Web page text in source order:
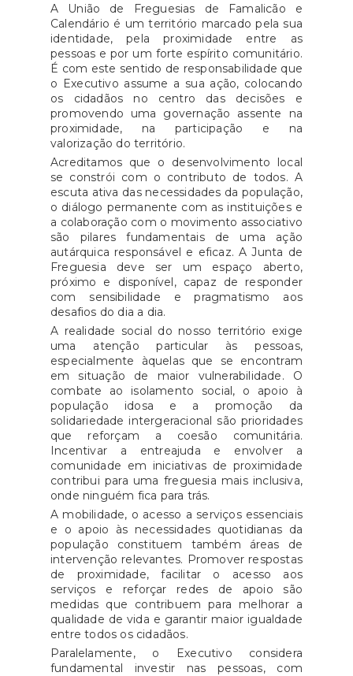
A União de Freguesias de Famalicão e
Calendário é um território marcado pela sua
identidade, pela proximidade entre as
pessoas e por um forte espírito comunitário.
É com este sentido de responsabilidade que
o Executivo assume a sua ação, colocando
os cidadãos no centro das decisões e
promovendo uma governação assente na
proximidade, na participação e na
valorização do território.
Acreditamos que o desenvolvimento local
se constrói com o contributo de todos. A
escuta ativa das necessidades da população,
o diálogo permanente com as instituições e
a colaboração com o movimento associativo
são pilares fundamentais de uma ação
autárquica responsável e eficaz. A Junta de
Freguesia deve ser um espaço aberto,
próximo e disponível, capaz de responder
com sensibilidade e pragmatismo aos
desafios do dia a dia.
A realidade social do nosso território exige
uma atenção particular às pessoas,
especialmente àquelas que se encontram
em situação de maior vulnerabilidade. O
combate ao isolamento social, o apoio à
população idosa e a promoção da
solidariedade intergeracional são prioridades
que reforçam a coesão comunitária.
Incentivar a entreajuda e envolver a
comunidade em iniciativas de proximidade
contribui para uma freguesia mais inclusiva,
onde ninguém fica para trás.
A mobilidade, o acesso a serviços essenciais
e o apoio às necessidades quotidianas da
população constituem também áreas de
intervenção relevantes. Promover respostas
de proximidade, facilitar o acesso aos
serviços e reforçar redes de apoio são
medidas que contribuem para melhorar a
qualidade de vida e garantir maior igualdade
entre todos os cidadãos.
Paralelamente, o Executivo considera
fundamental investir nas pessoas, com